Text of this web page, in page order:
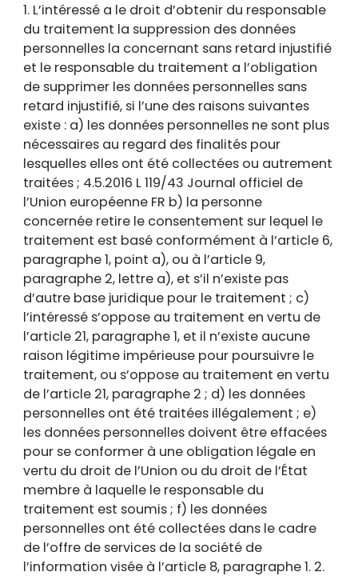
1. L’intéressé a le droit d’obtenir du responsable
du traitement la suppression des données
personnelles la concernant sans retard injustifié
et le responsable du traitement a l’obligation
de supprimer les données personnelles sans
retard injustifié, si l’une des raisons suivantes
existe : a) les données personnelles ne sont plus
nécessaires au regard des finalités pour
lesquelles elles ont été collectées ou autrement
traitées ; 4.5.2016 L 119/43 Journal officiel de
l’Union européenne FR b) la personne
concernée retire le consentement sur lequel le
traitement est basé conformément à l’article 6,
paragraphe 1, point a), ou à l’article 9,
paragraphe 2, lettre a), et s’il n’existe pas
d’autre base juridique pour le traitement ; c)
l’intéressé s’oppose au traitement en vertu de
l’article 21, paragraphe 1, et il n’existe aucune
raison légitime impérieuse pour poursuivre le
traitement, ou s’oppose au traitement en vertu
de l’article 21, paragraphe 2 ; d) les données
personnelles ont été traitées illégalement ; e)
les données personnelles doivent être effacées
pour se conformer à une obligation légale en
vertu du droit de l’Union ou du droit de l’État
membre à laquelle le responsable du
traitement est soumis ; f) les données
personnelles ont été collectées dans le cadre
de l’offre de services de la société de
l’information visée à l’article 8, paragraphe 1. 2.